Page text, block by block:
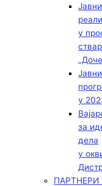
у
у
за
дела
у